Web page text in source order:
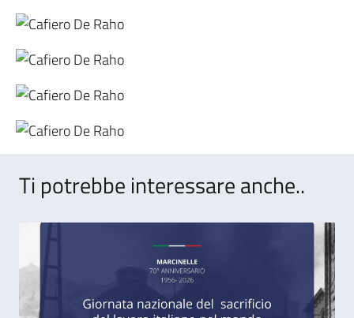
Ti potrebbe interessare anche..